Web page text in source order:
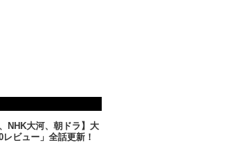
NHK大河、朝ドラ】大
ビュー」全話更新！